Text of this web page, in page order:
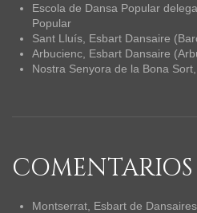
Escola de Dansa Popular
Popular
Sant Lluís, Esbart Dansaire
Arbucienc, Esbart Dansaire
Nostra Senyora de la Bona
COMENTARIOS
Montserrat, Esbart de